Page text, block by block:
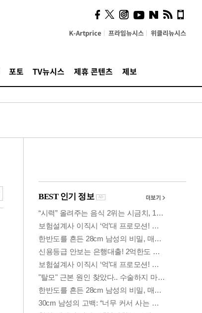
K-Artprice 프라임뉴시스 위클리뉴시스
포토 TV뉴시스 제휴 콘텐츠 제보
사이 해답 찾았죠"…알을
깨고 나온 '초자아'